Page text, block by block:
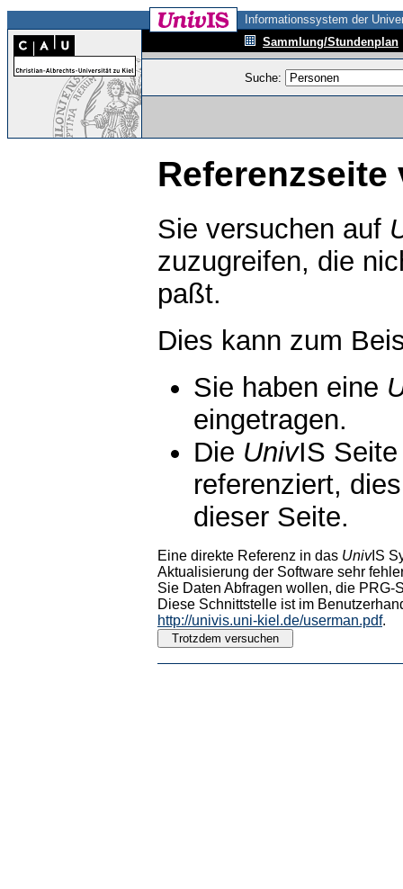
Informationssystem der
Sammlung/Stundenplan
Suche:
Referenzseite
Sie versuchen auf
zuzugreifen, die
paßt.
Dies kann zum
Sie haben eine
eingetragen.
Die UnivIS
referenziert,
dieser Seite.
Eine direkte Referenz in das UnivIS
Aktualisierung der Software sehr
Sie Daten Abfragen wollen, die PRG-
Diese Schnittstelle ist im
http://univis.uni-kiel.de/userman.pdf.